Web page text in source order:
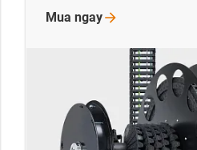
Mua ngay